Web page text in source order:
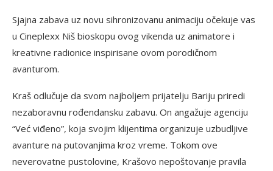
Sjajna zabava uz novu sihronizovanu animaciju očekuje vas
u Cineplexx Niš bioskopu ovog vikenda uz animatore i
kreativne radionice inspirisane ovom porodičnom
avanturom.
Kraš odlučuje da svom najboljem prijatelju Bariju priredi
nezaboravnu rođendansku zabavu. On angažuje agenciju
“Već viđeno”, koja svojim klijentima organizuje uzbudljive
avanture na putovanjima kroz vreme. Tokom ove
neverovatne pustolovine, Krašovo nepoštovanje pravila